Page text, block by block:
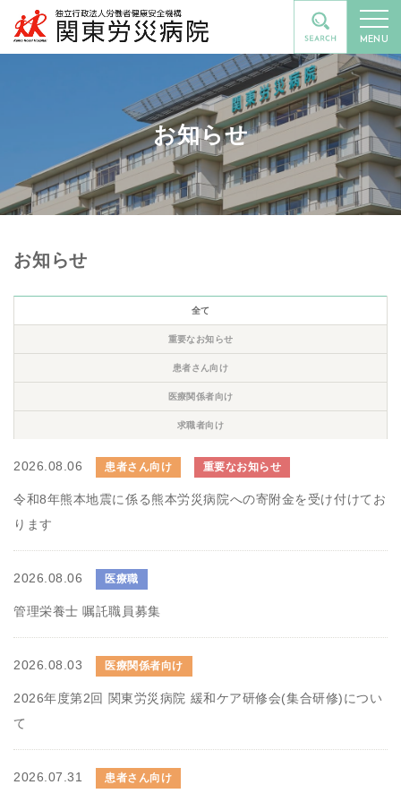
MENU
お知らせ
お知らせ
全て
重要なお知らせ
患者さん向け
医療関係者向け
求職者向け
2026.08.06 患者さん向け 重要なお知らせ
令和8年熊本地震に係る熊本労災病院への寄附金を受け付けてお
ります
2026.08.06 医療職
管理栄養士 嘱託職員募集
2026.08.03 医療関係者向け
2026年度第2回 関東労災病院 緩和ケア研修会(集合研修)につい
て
2026.07.31 患者さん向け